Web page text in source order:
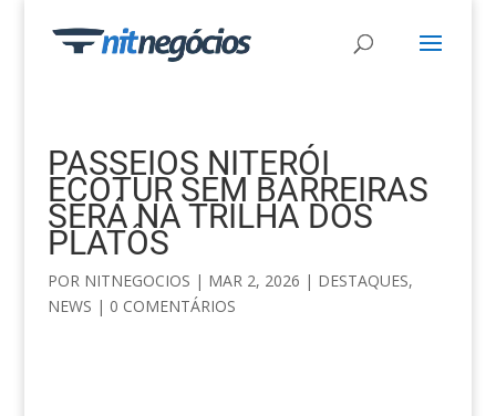
PASSEIOS NITERÓI
ECOTUR SEM BARREIRAS
SERÁ NA TRILHA DOS
PLATÔS
POR NITNEGOCIOS | MAR 2, 2026 | DESTAQUES,
NEWS | 0 COMENTÁRIOS